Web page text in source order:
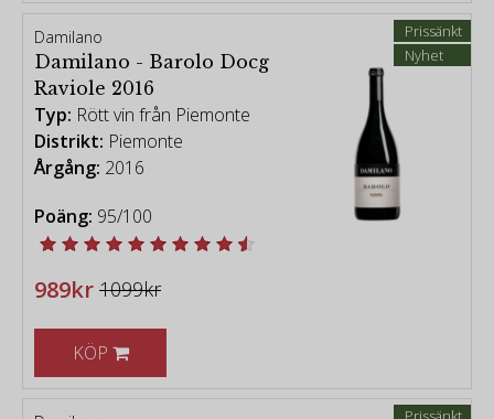
Prissänkt
Nyhet
Damilano
Damilano - Barolo Docg
Raviole 2016
Typ: Rött vin från Piemonte
Distrikt: Piemonte
Årgång: 2016
Poäng: 95/100
989kr 1099kr
KÖP